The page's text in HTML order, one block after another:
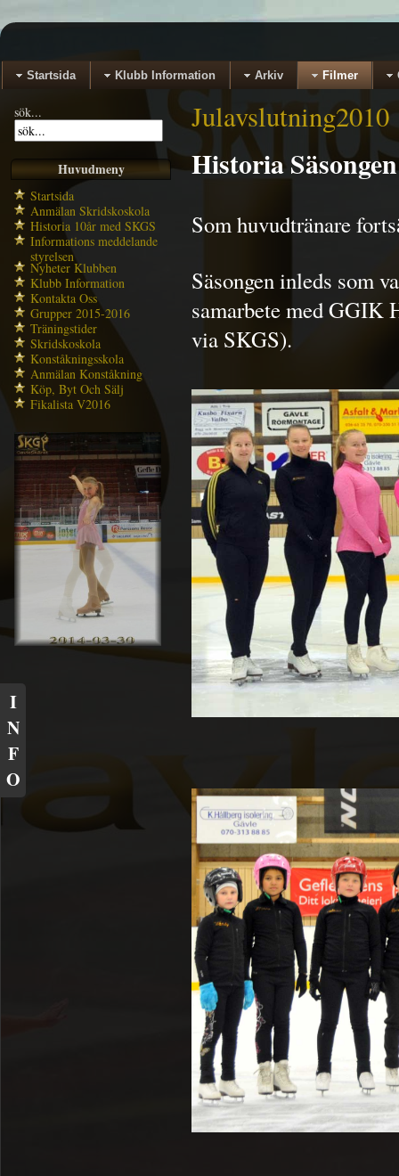
Startsida Klubb Information Arkiv Filmer
sök...
Huvudmeny
Startsida
Anmälan Skridskoskola
Historia 10år med SKGS
Informations meddelande
styrelsen
Nyheter Klubben
Klubb Information
Kontakta Oss
Grupper 2015-2016
Träningstider
Skridskoskola
Konståkningsskola
Anmälan Konståkning
Köp, Byt Och Sälj
Fikalista V2016
Julavslutning2010
Historia
Som huvudtränare
Säsongen inleds som
samarbete med GGIK
via SKGS).
I
N
F
O